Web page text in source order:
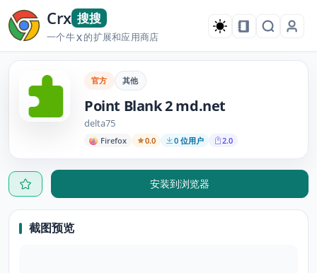
Crx 搜搜
一个牛X的扩展和应用商店
官方 其他
Point Blank 2 md.net
delta75
Firefox 0.0 0 位用户 2.0
安装到浏览器
截图预览